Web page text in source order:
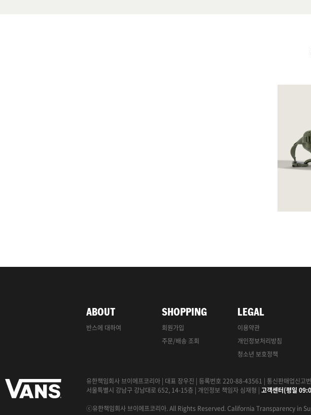
ABOUT
반스에 대하여
SHOPPING
회원가입
주문/배송 조회
LEGAL
이용약관
개인정보처리방침
청소년 보호정책
유한책임회사 브이에프코리아 | 대표 장우진 | 등록번호 220-88-43561 | 통신판매업신고
서울특별시 강남구 강남대로 652, 14-15층 | 개인정보 책임자 심재형 | 고객센터(평일
ⓒ유한책임회사 브이에프코리아. All Rights Reserved.California Transparency in